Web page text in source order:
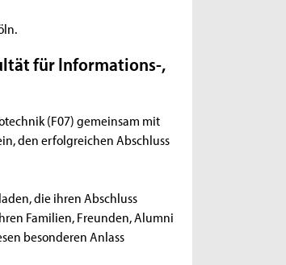
für Informations-,
(F07) gemeinsam mit
den erfolgreichen Abschluss
die ihren Abschluss
Familien, Freunden, Alumni
besonderen Anlass